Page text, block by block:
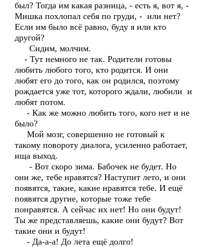
был? Тогда им какая разница, - есть я, вот я, -
Мишка похлопал себя по груди, - или нет?
Если им было всё равно, буду я или кто
другой?
Сидим, молчим.
- Тут немного не так. Родители готовы
любить любого того, кто родится. И они
любят его до того, как он родился, поэтому
рождается уже тот, которого ждали, любили и
любят потом.
- Как же можно любить того, кого нет и не
было?
Мой мозг, совершенно не готовый к
такому повороту диалога, усиленно работает,
ища выход.
- Вот скоро зима. Бабочек не будет. Но
они же, тебе нравятся? Наступит лето, и они
появятся, такие, какие нравятся тебе. И ещё
появятся другие, которые тоже тебе
понравятся. А сейчас их нет! Но они будут!
Ты же представляешь, какие они будут? Вот
такие они и будут!
- Да-а-а! До лета ещё долго!